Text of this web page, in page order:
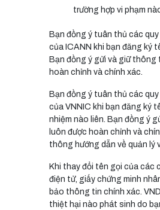
trường hợp vi phạm
Bạn đồng ý tuân thủ các
của ICANN khi bạn đăng ký
Bạn đồng ý gửi và giữ thông
hoàn chỉnh và chính xác.
Bạn đồng ý tuân thủ các
của VNNIC khi bạn đăng ký
nhiệm nào liên. Bạn đồng ý
luôn được hoàn chỉnh và
thông hướng dẫn về quản lý
Khi thay đổi tên gọi của các
điện tử, giấy chứng minh
bảo thông tin chính xác.
thiệt hại nào phát sinh do